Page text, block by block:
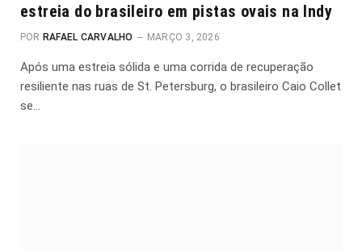
estreia do brasileiro em pistas ovais na Indy
POR RAFAEL CARVALHO MARÇO 3, 2026
Após uma estreia sólida e uma corrida de recuperação
resiliente nas ruas de St. Petersburg, o brasileiro Caio Collet
se…